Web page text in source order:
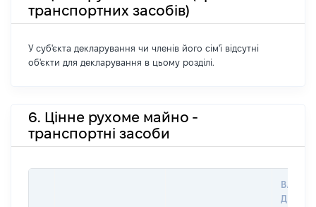
транспортних засобів)
У суб'єкта декларування чи членів його сім'ї відсутні
об'єкти для декларування в цьому розділі.
6. Цінне рухоме майно -
транспортні засоби
ДАТУ